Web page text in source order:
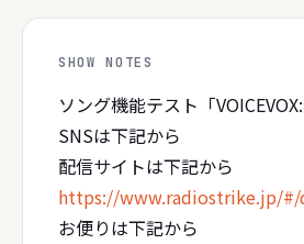
SHOW NOTES
ソング機能テスト「
SNSは下記から
配信サイトは下記から
https://www.radiostrike.jp/
お便りは下記から